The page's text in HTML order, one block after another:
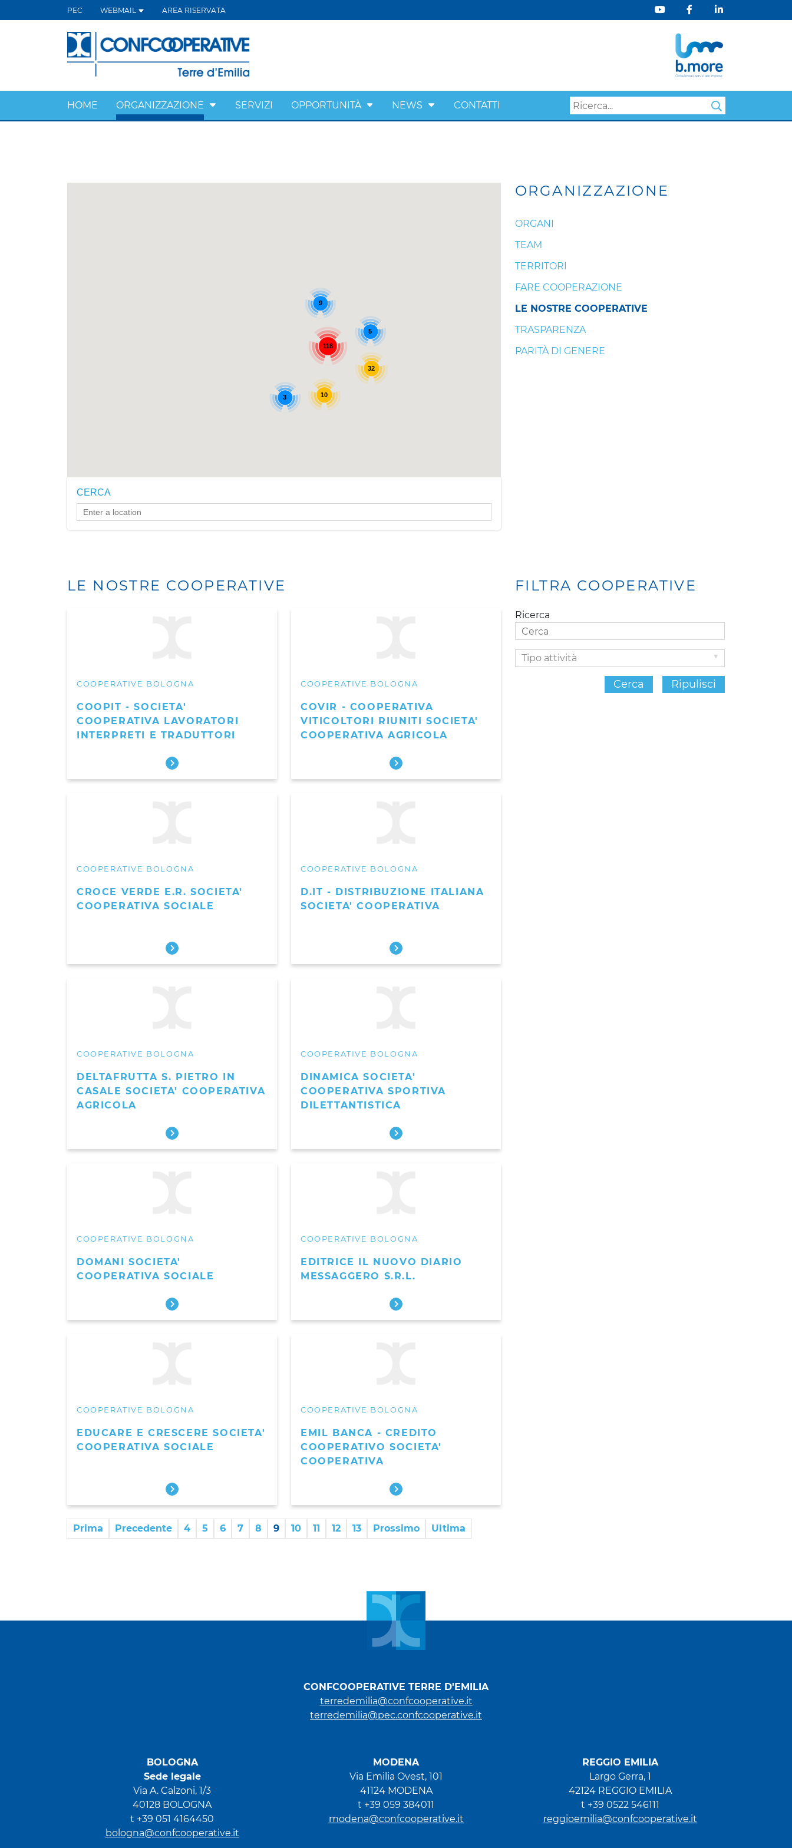
PEC WEBMAIL AREA RISERVATA
HOME ORGANIZZAZIONE SERVIZI OPPORTUNITÀ NEWS CONTATTI
118
10
32
9
5
3
CERCA
ORGANIZZAZIONE
ORGANI
TEAM
TERRITORI
FARE COOPERAZIONE
LE NOSTRE COOPERATIVE
TRASPARENZA
PARITÀ DI GENERE
LE NOSTRE COOPERATIVE
COOPERATIVE BOLOGNA
COOPIT - SOCIETA'
COOPERATIVA LAVORATORI
INTERPRETI E TRADUTTORI
COOPERATIVE BOLOGNA
COVIR - COOPERATIVA
VITICOLTORI RIUNITI SOCIETA'
COOPERATIVA AGRICOLA
COOPERATIVE BOLOGNA
CROCE VERDE E.R. SOCIETA'
COOPERATIVA SOCIALE
COOPERATIVE BOLOGNA
D.IT - DISTRIBUZIONE ITALIANA
SOCIETA' COOPERATIVA
COOPERATIVE BOLOGNA
DELTAFRUTTA S. PIETRO IN
CASALE SOCIETA' COOPERATIVA
AGRICOLA
COOPERATIVE BOLOGNA
DINAMICA SOCIETA'
COOPERATIVA SPORTIVA
DILETTANTISTICA
COOPERATIVE BOLOGNA
DOMANI SOCIETA'
COOPERATIVA SOCIALE
COOPERATIVE BOLOGNA
EDITRICE IL NUOVO DIARIO
MESSAGGERO S.R.L.
COOPERATIVE BOLOGNA
EDUCARE E CRESCERE SOCIETA'
COOPERATIVA SOCIALE
COOPERATIVE BOLOGNA
EMIL BANCA - CREDITO
COOPERATIVO SOCIETA'
COOPERATIVA
Prima Precedente 4 5 6 7 8 9 10 11 12 13 Prossimo Ultima
FILTRA COOPERATIVE
Ricerca
Tipo
attività
Cerca Ripulisci
CONFCOOPERATIVE TERRE D'EMILIA
terredemilia@confcooperative.it
terredemilia@pec.confcooperative.it
REGGIO EMILIA
Largo Gerra, 1
42124 REGGIO EMILIA
t +39 0522 546111
reggioemilia@confcooperative.it
MODENA
Via Emilia Ovest, 101
41124 MODENA
t +39 059 384011
modena@confcooperative.it
BOLOGNA
Sede legale
Via A. Calzoni, 1/3
40128 BOLOGNA
t +39 051 4164450
bologna@confcooperative.it